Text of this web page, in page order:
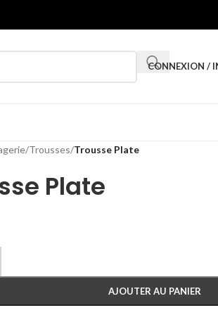
CONNEXION /
/Trousses/Trousse Plate
Plate
AJOUTER AU PANIER